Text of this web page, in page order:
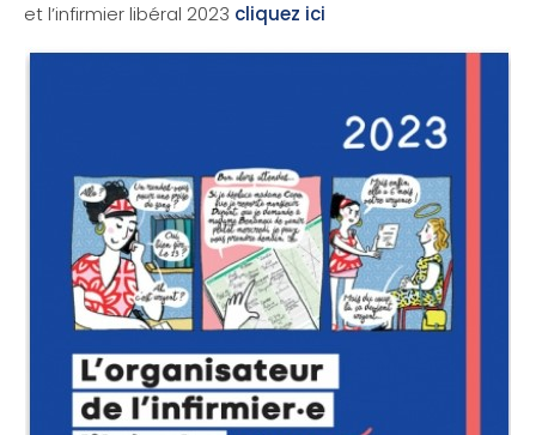
et l’infirmier libéral 2023 cliquez ici